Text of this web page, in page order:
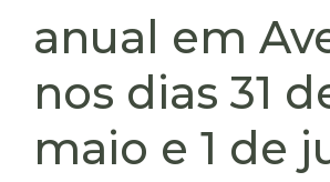
anual em
nos dias 31
maio e 1 de